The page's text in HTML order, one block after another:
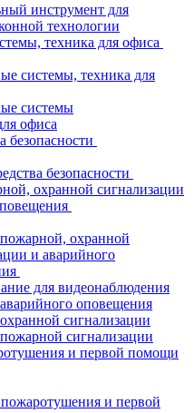
инструмент для
технологии
техника для офиса
системы, техника для
системы
офиса
безопасности
безопасности
охранной сигнализации
охранной
и аварийного
для видеонаблюдения
оповещения
сигнализации
сигнализации
и первой помощи
и первой